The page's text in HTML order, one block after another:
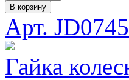
В корзину
Арт.
Гайка